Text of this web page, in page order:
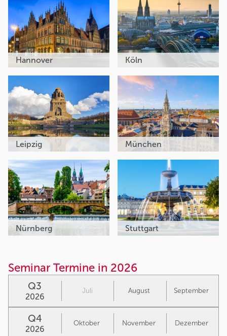
Hannover Köln
Leipzig München
Nürnberg Stuttgart
Seminar Termine in 2026
Q3
2026
Juli August September
Q4
2026
Oktober November Dezember